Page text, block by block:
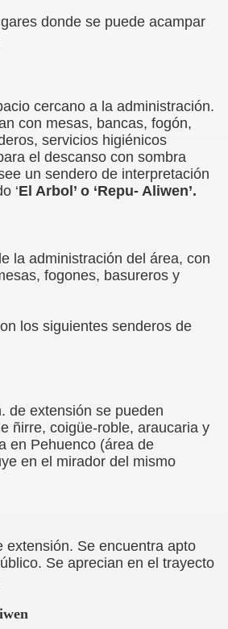
donde se puede acampar
cercano a la administración.
con mesas, bancas, fogón,
servicios higiénicos
el descanso con sombra
un sendero de interpretación
‘El Arbol’ o ‘Repu- Aliwen’.
la administración del área, con
fogones, basureros y
los siguientes senderos de
de extensión se pueden
ñirre, coigüe-roble, araucaria y
en Pehuenco (área de
en el mirador del mismo
extensión. Se encuentra apto
Se aprecian en el trayecto
BLANCH